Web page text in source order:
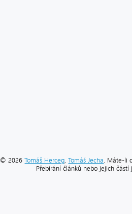
© 2026Tomáš Herceg,Tomáš Jecha. Máte-li
Přebírání článků nebo jejich